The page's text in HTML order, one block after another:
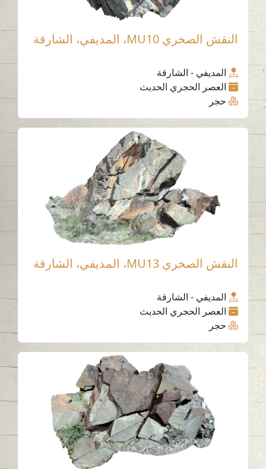
النقش الصخري MU10، المديفي، الشارقة
المديفي - الشارقة
العصر الحجري الحديث
حجر
النقش الصخري MU13، المديفي، الشارقة
المديفي - الشارقة
العصر الحجري الحديث
حجر